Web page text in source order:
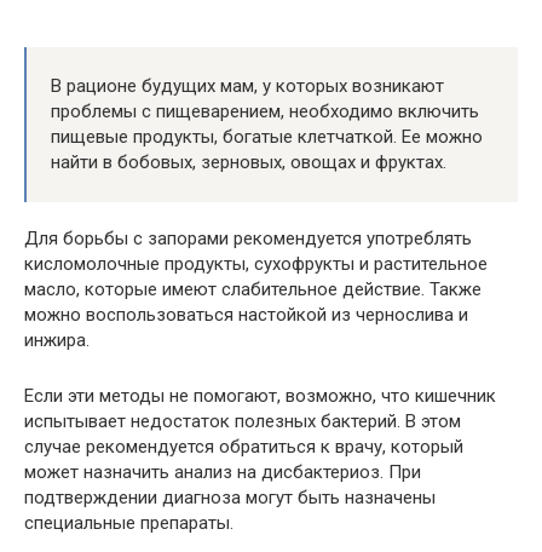
В рационе будущих мам, у которых возникают
проблемы с пищеварением, необходимо включить
пищевые продукты, богатые клетчаткой. Ее можно
найти в бобовых, зерновых, овощах и фруктах.
Для борьбы с запорами рекомендуется употреблять
кисломолочные продукты, сухофрукты и растительное
масло, которые имеют слабительное действие. Также
можно воспользоваться настойкой из чернослива и
инжира.
Если эти методы не помогают, возможно, что кишечник
испытывает недостаток полезных бактерий. В этом
случае рекомендуется обратиться к врачу, который
может назначить анализ на дисбактериоз. При
подтверждении диагноза могут быть назначены
специальные препараты.